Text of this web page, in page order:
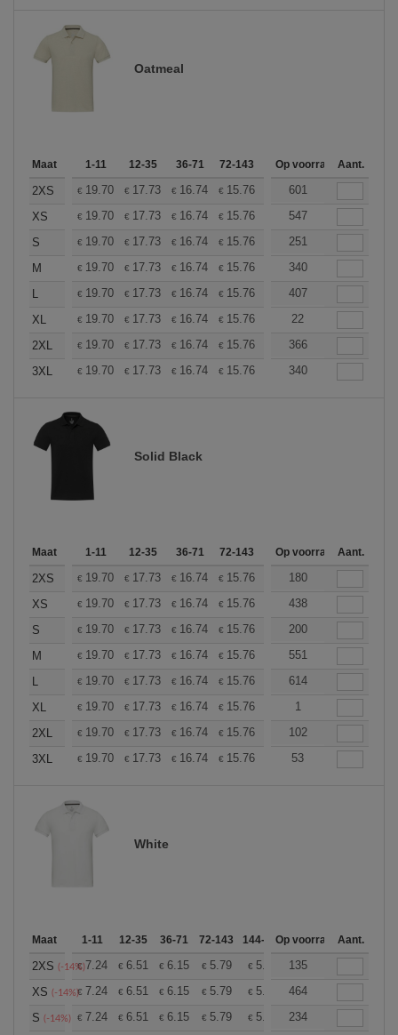
Oatmeal
Maat 1-11 12-35 36-71 72-143 144-287 288 + Meer
Op voorraadAant.
2XS € 19.70 € 17.73 € 16.74 € 15.76 14.78
601
XS
€ 19.70 € 17.73 € 16.74 € 15.76 14.78
547
S
€ 19.70 € 17.73 € 16.74 € 15.76 14.78
251
M
€ 19.70 € 17.73 € 16.74 € 15.76 14.78
340
L
€ 19.70 € 17.73 € 16.74 € 15.76 14.78
407
XL
€ 19.70 € 17.73 € 16.74 € 15.76 14.78
22
2XL
€ 19.70 € 17.73 € 16.74 € 15.76 14.78
366
3XL
€ 19.70 € 17.73 € 16.74 € 15.76 14.78
340
Solid Black
Maat 1-11 12-35 36-71 72-143 144-287 288 + Meer
Op voorraadAant.
2XS € 19.70 € 17.73 € 16.74 € 15.76 14.78
180
XS
€ 19.70 € 17.73 € 16.74 € 15.76 14.78
438
S
€ 19.70 € 17.73 € 16.74 € 15.76 14.78
200
M
€ 19.70 € 17.73 € 16.74 € 15.76 14.78
551
L
€ 19.70 € 17.73 € 16.74 € 15.76 14.78
614
XL
€ 19.70 € 17.73 € 16.74 € 15.76 14.78
1
2XL
€ 19.70 € 17.73 € 16.74 € 15.76 14.78
102
3XL
€ 19.70 € 17.73 € 16.74 € 15.76 14.78
53
White
Maat 1-11 12-35 36-71 72-143 144-287 288 + Meer
Op voorraadAant.
2XS (-14%)
€7.24 € 6.51 € 6.15 € 5.79 € 5.43 €5.06
135
XS (-14%)€ 7.24 € 6.51 € 6.15 € 5.79 € 5.43 €5.06
464
S (-14%) € 7.24 € 6.51 € 6.15 € 5.79 € 5.43 €5.06
234